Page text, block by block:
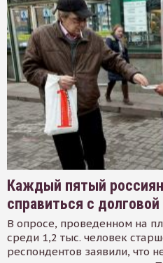
Каждый пятый
справиться с долговой
В опросе, проведенном на
среди 1,2 тыс. человек
респондентов заявили, что